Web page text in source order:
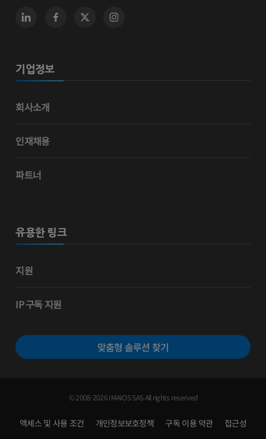
기업정보
회사소개
인재채용
파트너
유용한 링크
지원
IP 구독 지원
맞춤형 솔루션 찾기
© 2008-2026 IMAIOS SAS All rights reserved
액세스 및 사용 조건 개인정보보호정책 구독 이용 약관 접근성